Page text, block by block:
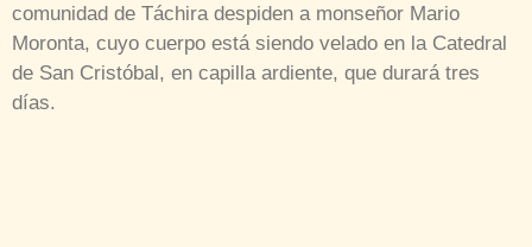
comunidad de Táchira despiden a monseñor Mario
Moronta, cuyo cuerpo está siendo velado en la Catedral
de San Cristóbal, en capilla ardiente, que durará tres
días.